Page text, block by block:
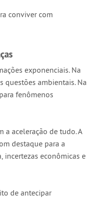
conviver com
exponenciais. Na
questões ambientais. Na
fenômenos
a aceleração de tudo. A
destaque para a
econômicas e
de antecipar